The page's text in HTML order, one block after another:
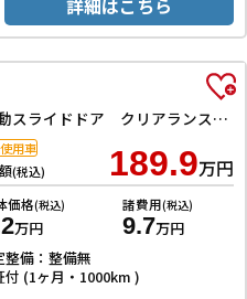
詳細はこちら
コーディネートスタイル 両側電動スライドドア クリアランスソナー オートクルーズコントロール レーンアシスト オートライト スマートキー アイドリングストップ 電動格納ミラー ベンチシート CVT ESC
(税込) 189.9万円
価格(税込)
万円
諸費用(税込)
9.7万円
整備：整備無
付 (1ヶ月・1000km )
用車